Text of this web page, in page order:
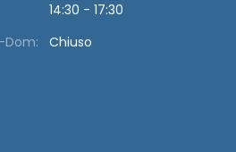
14:30 - 17:30
Dom:
Chiuso